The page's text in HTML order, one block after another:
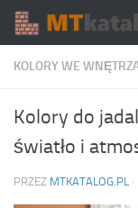
Skip to content
KOLORY WE
Kolory do
światło i
PRZEZ MTKATALOG.PL ·